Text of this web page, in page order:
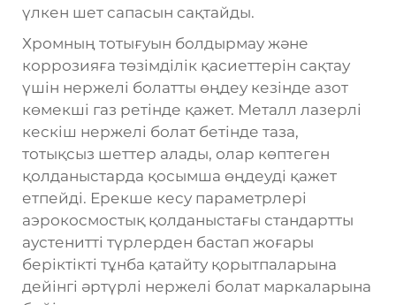
үлкен шет сапасын сақтайды.
Хромның тотығуын болдырмау және
коррозияға төзімділік қасиеттерін сақтау
үшін нержелі болатты өңдеу кезінде азот
көмекші газ ретінде қажет. Металл лазерлі
кескіш нержелі болат бетінде таза,
тотықсыз шеттер алады, олар көптеген
қолданыстарда қосымша өңдеуді қажет
етпейді. Ерекше кесу параметрлері
аэрокосмостық қолданыстағы стандартты
аустенитті түрлерден бастап жоғары
беріктікті тұнба қатайту қорытпаларына
дейінгі әртүрлі нержелі болат маркаларына